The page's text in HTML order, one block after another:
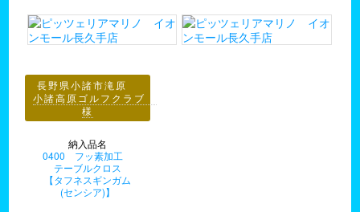
長野県小諸市滝原
小諸高原ゴルフクラブ
様
納入品名
0400 フッ素加工
テーブルクロス
【タフネスギンガム
(センシア)】